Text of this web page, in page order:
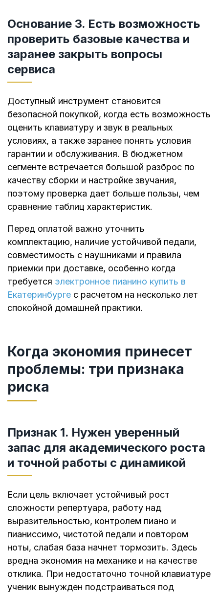
Основание 3. Есть возможность
проверить базовые качества и
заранее закрыть вопросы
сервиса
Доступный инструмент становится
безопасной покупкой, когда есть возможность
оценить клавиатуру и звук в реальных
условиях, а также заранее понять условия
гарантии и обслуживания. В бюджетном
сегменте встречается большой разброс по
качеству сборки и настройке звучания,
поэтому проверка дает больше пользы, чем
сравнение таблиц характеристик.
Перед оплатой важно уточнить
комплектацию, наличие устойчивой педали,
совместимость с наушниками и правила
приемки при доставке, особенно когда
требуется электронное пианино купить в
Екатеринбурге с расчетом на несколько лет
спокойной домашней практики.
Когда экономия принесет
проблемы: три признака
риска
Признак 1. Нужен уверенный
запас для академического роста
и точной работы с динамикой
Если цель включает устойчивый рост
сложности репертуара, работу над
выразительностью, контролем пиано и
пианиссимо, чистотой педали и повтором
ноты, слабая база начнет тормозить. Здесь
вредна экономия на механике и на качестве
отклика. При недостаточно точной клавиатуре
ученик вынужден подстраиваться под